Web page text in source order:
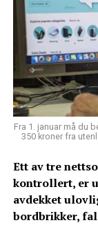
Fra 1. januar må du
350 kroner fra
Ett av tre
kontrollert, er
avdekket
bordbrikker,